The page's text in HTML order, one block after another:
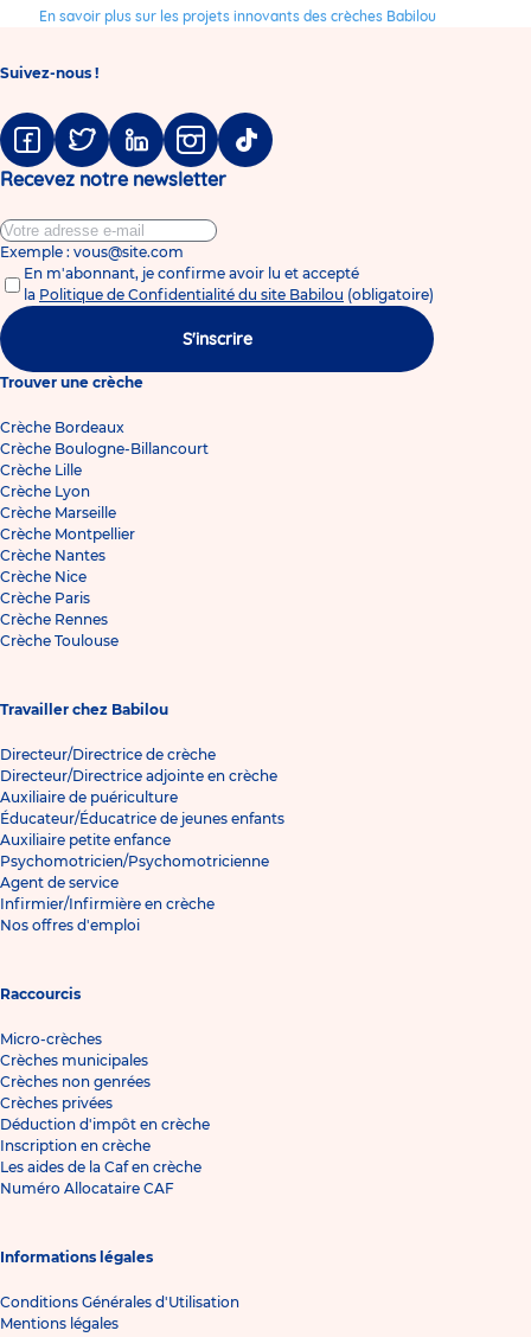
En savoir plus sur les projets innovants des crèches Babilou
Suivez-nous !
FacebookTwitter LinkedinInstagramTiktok
Recevez notre newsletter
Exemple : vous@site.com
En m'abonnant, je confirme avoir lu et accepté
la Politique de Confidentialité du site Babilou (obligatoire)
S'inscrire
Trouver une crèche
Crèche Bordeaux
Crèche Boulogne-Billancourt
Crèche Lille
Crèche Lyon
Crèche Marseille
Crèche Montpellier
Crèche Nantes
Crèche Nice
Crèche Paris
Crèche Rennes
Crèche Toulouse
Travailler chez Babilou
Directeur/Directrice de crèche
Directeur/Directrice adjointe en crèche
Auxiliaire de puériculture
Éducateur/Éducatrice de jeunes enfants
Auxiliaire petite enfance
Psychomotricien/Psychomotricienne
Agent de service
Infirmier/Infirmière en crèche
Nos offres d'emploi
Raccourcis
Micro-crèches
Crèches municipales
Crèches non genrées
Crèches privées
Déduction d'impôt en crèche
Inscription en crèche
Les aides de la Caf en crèche
Numéro Allocataire CAF
Informations légales
Conditions Générales d'Utilisation
Mentions légales